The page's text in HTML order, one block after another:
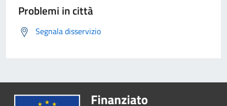
Problemi in città
Segnala disservizio